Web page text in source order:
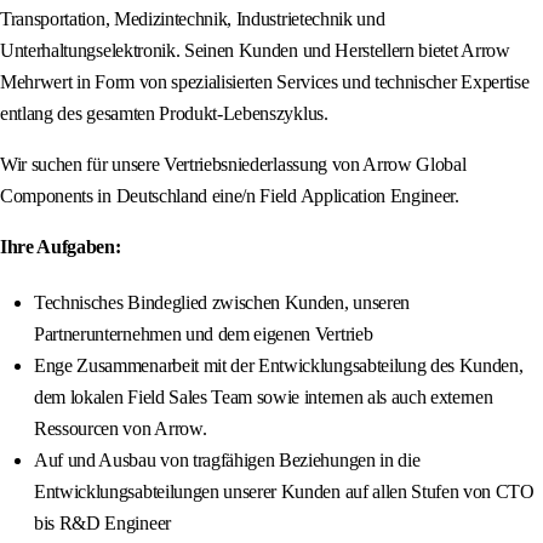
Transportation, Medizintechnik, Industrietechnik und
Unterhaltungselektronik. Seinen Kunden und Herstellern bietet Arrow
Mehrwert in Form von spezialisierten Services und technischer Expertise
entlang des gesamten Produkt-Lebenszyklus.
Wir suchen für unsere Vertriebsniederlassung von Arrow Global
Components in Deutschland eine/n Field Application Engineer.
Ihre Aufgaben:
Technisches Bindeglied zwischen Kunden, unseren
Partnerunternehmen und dem eigenen Vertrieb
Enge Zusammenarbeit mit der Entwicklungsabteilung des Kunden,
dem lokalen Field Sales Team sowie internen als auch externen
Ressourcen von Arrow.
Auf und Ausbau von tragfähigen Beziehungen in die
Entwicklungsabteilungen unserer Kunden auf allen Stufen von CTO
bis R&D Engineer